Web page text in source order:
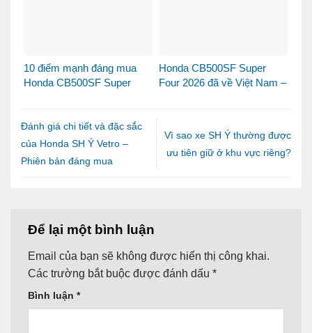
10 điểm mạnh đáng mua
Honda CB500SF Super
Honda CB500SF Super
Four 2026 đã về Việt Nam –
Đánh giá chi tiết và đặc sắc
của Honda SH Ý Vetro –
Phiên bản đáng mua
Vì sao xe SH Ý thường được
ưu tiên giữ ở khu vực riêng?
Để lại một bình luận
Email của bạn sẽ không được hiển thị công khai.
Các trường bắt buộc được đánh dấu *
Bình luận *